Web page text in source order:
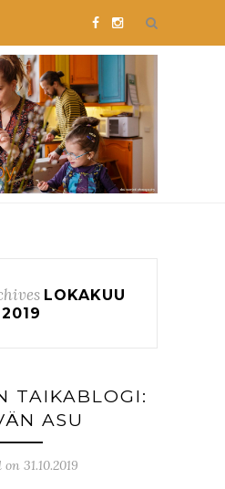
LOKAKUU
2019
TAIKABLOGI:
ASU
on 31.10.2019